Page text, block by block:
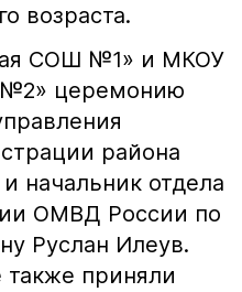
возраста.
СОШ №1» и МКОУ
церемонию
района
начальник отдела
ОМВД России по
Руслан Илеув.
также приняли